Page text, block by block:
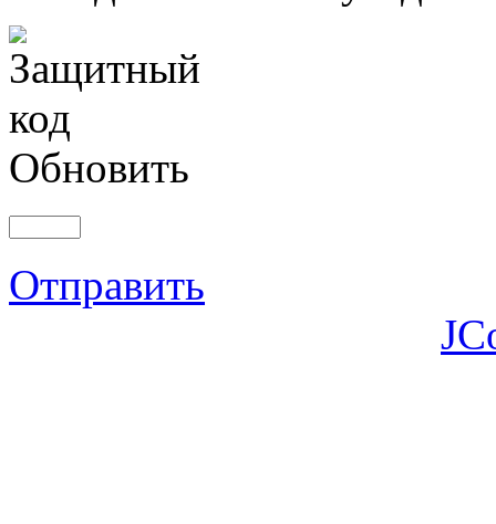
Обновить
Отправить